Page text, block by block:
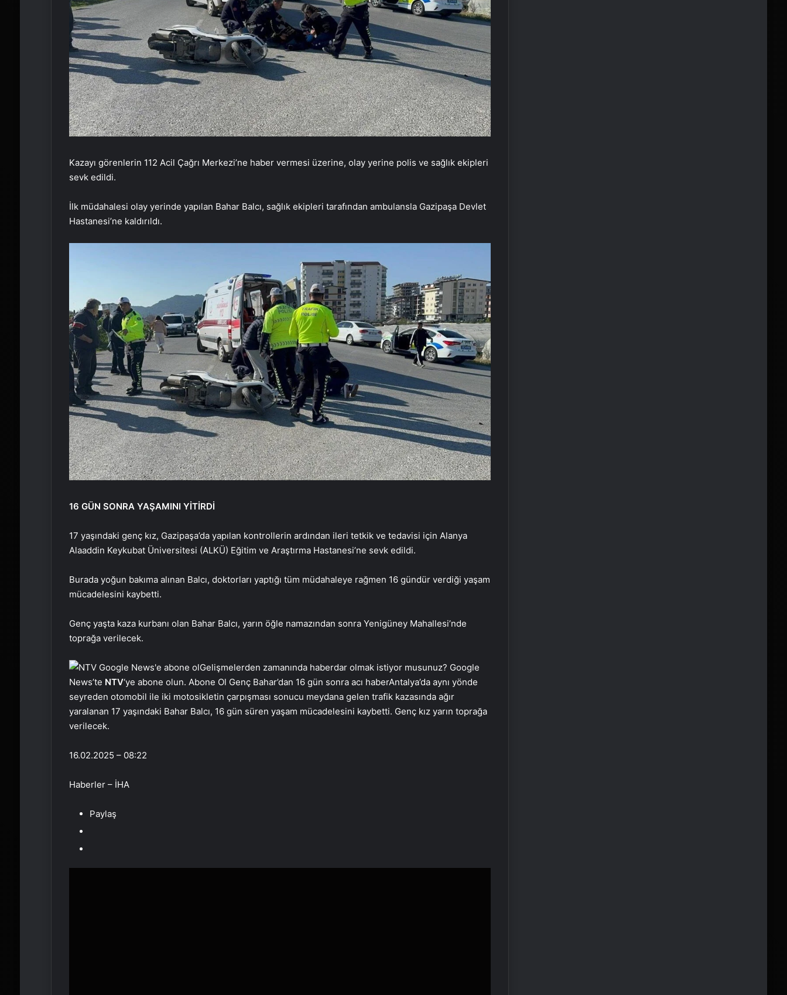
Kazayı görenlerin 112 Acil Çağrı Merkezi’ne haber vermesi üzerine, olay yerine polis ve sağlık ekipleri
sevk edildi.
İlk müdahalesi olay yerinde yapılan Bahar Balcı, sağlık ekipleri tarafından ambulansla Gazipaşa Devlet
Hastanesi’ne kaldırıldı.
16 GÜN SONRA YAŞAMINI YİTİRDİ
17 yaşındaki genç kız, Gazipaşa’da yapılan kontrollerin ardından ileri tetkik ve tedavisi için Alanya
Alaaddin Keykubat Üniversitesi (ALKÜ) Eğitim ve Araştırma Hastanesi’ne sevk edildi.
Burada yoğun bakıma alınan Balcı, doktorları yaptığı tüm müdahaleye rağmen 16 gündür verdiği yaşam
mücadelesini kaybetti.
Genç yaşta kaza kurbanı olan Bahar Balcı, yarın öğle namazından sonra Yenigüney Mahallesi’nde
toprağa verilecek.
Gelişmelerden zamanında haberdar olmak istiyor musunuz? Google
News’te NTV‘ye abone olun. Abone Ol Genç Bahar’dan 16 gün sonra acı haberAntalya’da aynı yönde
seyreden otomobil ile iki motosikletin çarpışması sonucu meydana gelen trafik kazasında ağır
yaralanan 17 yaşındaki Bahar Balcı, 16 gün süren yaşam mücadelesini kaybetti. Genç kız yarın toprağa
verilecek.
16.02.2025 – 08:22
Haberler – İHA
Paylaş